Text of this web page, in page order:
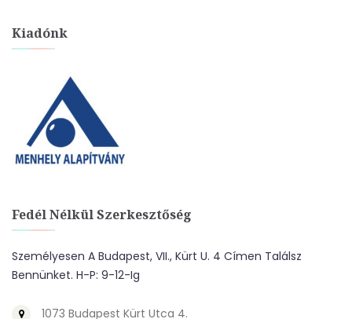
Kiadónk
Fedél Nélkül Szerkesztőség
Személyesen A Budapest, VII., Kürt U. 4 Címen Találsz
Bennünket. H-P: 9-12-Ig
1073 Budapest Kürt Utca 4.